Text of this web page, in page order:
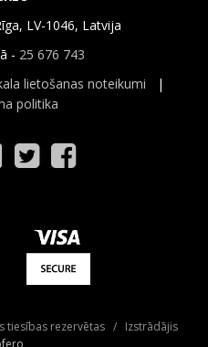
LV-1046, Latvija
- 25 676 743
lietošanas noteikumi |
politika
tiesības rezervētas / Izstrādājis